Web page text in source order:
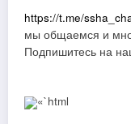
https://t.me/
мы общаемся и
Подпишитесь на
«`html